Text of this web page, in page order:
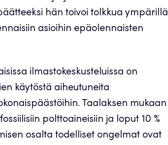
hän toivoi tolkkua ympärillä
asioihin epäolennaisten
ilmastokeskusteluissa on
käytöstä aiheutuneita
Taalaksen mukaan
polttoaineisiin ja loput 10 %
osalta todelliset ongelmat ovat